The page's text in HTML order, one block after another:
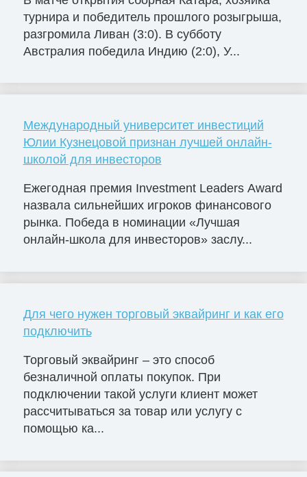
турнира и победитель прошлого розыгрыша,
разгромила Ливан (3:0). В субботу
Австралия победила Индию (2:0), У...
Международный университет инвестиций
Юлии Кузнецовой признан лучшей онлайн-
школой для инвесторов
Ежегодная премия Investment Leaders Award
назвала сильнейших игроков финансового
рынка. Победа в номинации «Лучшая
онлайн-школа для инвесторов» заслу...
Для чего нужен торговый эквайринг и как его
подключить
Торговый эквайринг – это способ
безналичной оплаты покупок. При
подключении такой услуги клиент может
рассчитываться за товар или услугу с
помощью ка...